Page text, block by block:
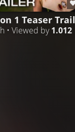
1 Teaser
• Viewed by1.012